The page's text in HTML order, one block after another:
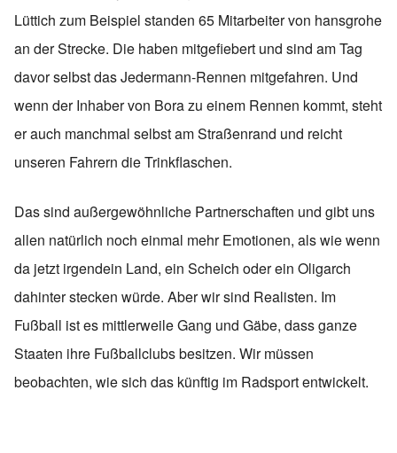
Lüttich zum Beispiel standen 65 Mitarbeiter von hansgrohe
an der Strecke. Die haben mitgefiebert und sind am Tag
davor selbst das Jedermann-Rennen mitgefahren. Und
wenn der Inhaber von Bora zu einem Rennen kommt, steht
er auch manchmal selbst am Straßenrand und reicht
unseren Fahrern die Trinkflaschen.
Das sind außergewöhnliche Partnerschaften und gibt uns
allen natürlich noch einmal mehr Emotionen, als wie wenn
da jetzt irgendein Land, ein Scheich oder ein Oligarch
dahinter stecken würde. Aber wir sind Realisten. Im
Fußball ist es mittlerweile Gang und Gäbe, dass ganze
Staaten ihre Fußballclubs besitzen. Wir müssen
beobachten, wie sich das künftig im Radsport entwickelt.